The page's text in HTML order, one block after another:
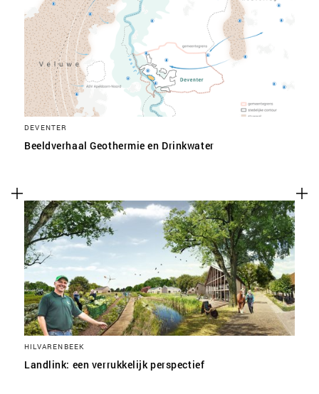
DEVENTER
Beeldverhaal Geothermie en Drinkwater
HILVARENBEEK
Landlink: een verrukkelijk perspectief
SLA VOORKEUREN OP